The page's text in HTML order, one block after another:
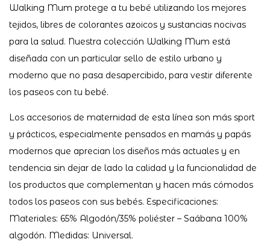
Walking Mum protege a tu bebé utilizando los mejores
tejidos, libres de colorantes azoicos y sustancias nocivas
para la salud. Nuestra colección Walking Mum está
diseñada con un particular sello de estilo urbano y
moderno que no pasa desapercibido, para vestir diferente
los paseos con tu bebé.
Los accesorios de maternidad de esta línea son más sport
y prácticos, especialmente pensados en mamás y papás
modernos que aprecian los diseños más actuales y en
tendencia sin dejar de lado la calidad y la funcionalidad de
los productos que complementan y hacen más cómodos
todos los paseos con sus bebés. Especificaciones:
Materiales: 65% Algodón/35% poliéster – Saábana 100%
algodón. Medidas: Universal.